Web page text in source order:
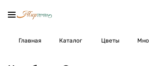
Главная Каталог Цветы